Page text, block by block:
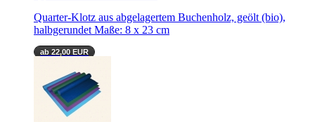
Quarter-Klotz aus abgelagertem Buchenholz, geölt (bio),
halbgerundet Maße: 8 x 23 cm
ab 22,00 EUR